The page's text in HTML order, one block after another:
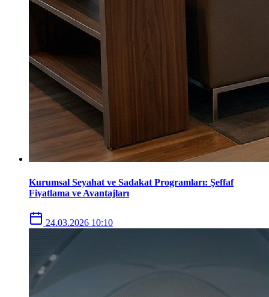
Kurumsal Seyahat ve Sadakat Programları: Şeffaf
Fiyatlama ve Avantajları
24.03.2026 10:10